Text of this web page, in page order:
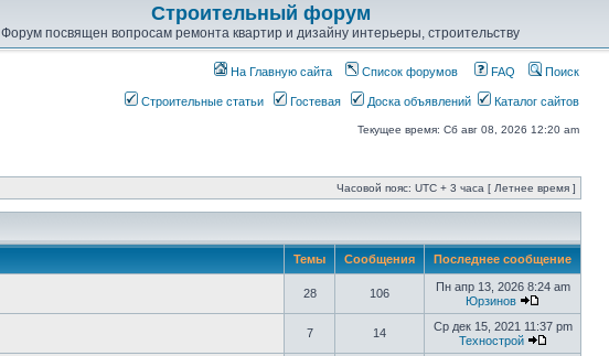
Строительный форум
Форум посвящен вопросам ремонта квартир и дизайну интерьеры, строительству
На Главную сайта Список форумов FAQ Поиск
Строительные статьи Гостевая Доска объявлений Каталог сайтов
Текущее время: Сб авг 08, 2026 12:20 am
Часовой пояс: UTC + 3 часа [ Летнее время ]
Темы Сообщения Последнее сообщение
28 106
Пн апр 13, 2026 8:24 am
Юрзинов
7 14
Ср дек 15, 2021 11:37 pm
Технострой